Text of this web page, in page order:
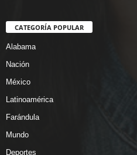
CATEGORÍA POPULAR
Alabama
Nación
México
Latinoamérica
Farándula
Mundo
Deportes